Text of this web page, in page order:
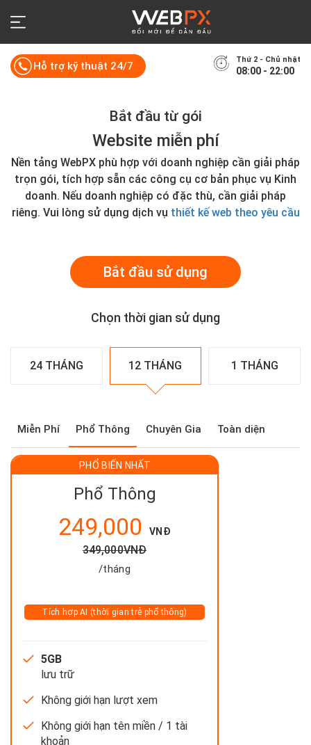
Hỗ trợ kỹ thuật 24/7
Thứ 2 - Chủ nhật
08:00 - 22:00
Bắt đầu từ gói
Website miễn phí
Nền tảng WebPX phù hợp với doanh nghiệp cần giải pháp
trọn gói, tích hợp sẵn các công cụ cơ bản phục vụ Kinh
doanh. Nếu doanh nghiệp có đặc thù, cần giải pháp
riêng. Vui lòng sử dụng dịch vụ thiết kế web theo yêu cầu
Bắt đầu sử dụng
Chọn thời gian sử dụng
24 THÁNG 12 THÁNG 1 THÁNG
Miễn Phí Phổ Thông Chuyên Gia Toàn diện
PHỔ BIẾN NHẤT
Phổ Thông
249,000 VNĐ
349,000VNĐ
/tháng
Tích hợp AI (thời gian trễ phổ thông)
5GB
lưu trữ
Không giới hạn lượt xem
Không giới hạn tên miền / 1 tài
khoản